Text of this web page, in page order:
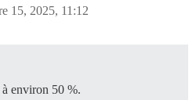
15, 2025, 11:12
à environ 50 %.